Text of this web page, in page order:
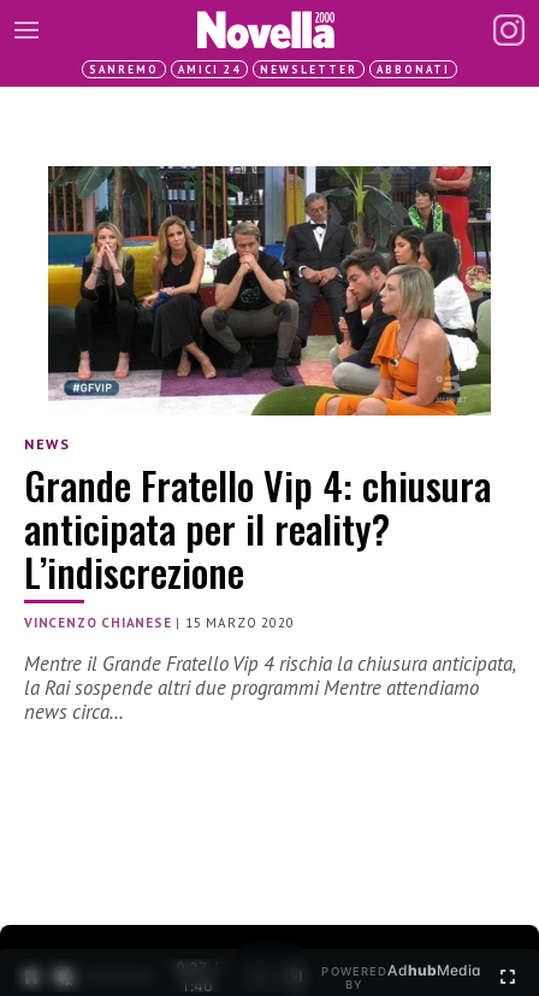
SANREMO AMICI 24 NEWSLETTER ABBONATI
NEWS
Grande Fratello Vip 4: chiusura
anticipata per il reality?
L’indiscrezione
VINCENZO CHIANESE | 15 MARZO 2020
Mentre il Grande Fratello Vip 4 rischia la chiusura anticipata,
la Rai sospende altri due programmi Mentre attendiamo
news circa…
0:27 /
1:40
POWERED
BY
AdhubMedia